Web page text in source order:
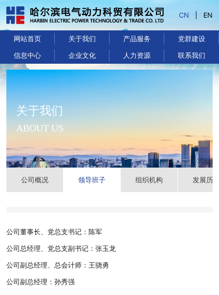
CN EN
网站首页 关于我们 产品服务
党群建设
信息中心
企业文化 人力资源 联系我们
关于我们
ABOUT US
公司概况 领导班子 组织机构 发展历
公司董事长、党总支书记：陈军
公司总经理、党总支副书记：张玉龙
公司副总经理、总会计师：王骁勇
公司副总经理：孙秀强